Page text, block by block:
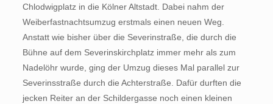
Chlodwigplatz in die Kölner Altstadt. Dabei nahm der
Weiberfastnachtsumzug erstmals einen neuen Weg.
Anstatt wie bisher über die Severinstraße, die durch die
Bühne auf dem Severinskirchplatz immer mehr als zum
Nadelöhr wurde, ging der Umzug dieses Mal parallel zur
Severinsstraße durch die Achterstraße. Dafür durften die
jecken Reiter an der Schildergasse noch einen kleinen